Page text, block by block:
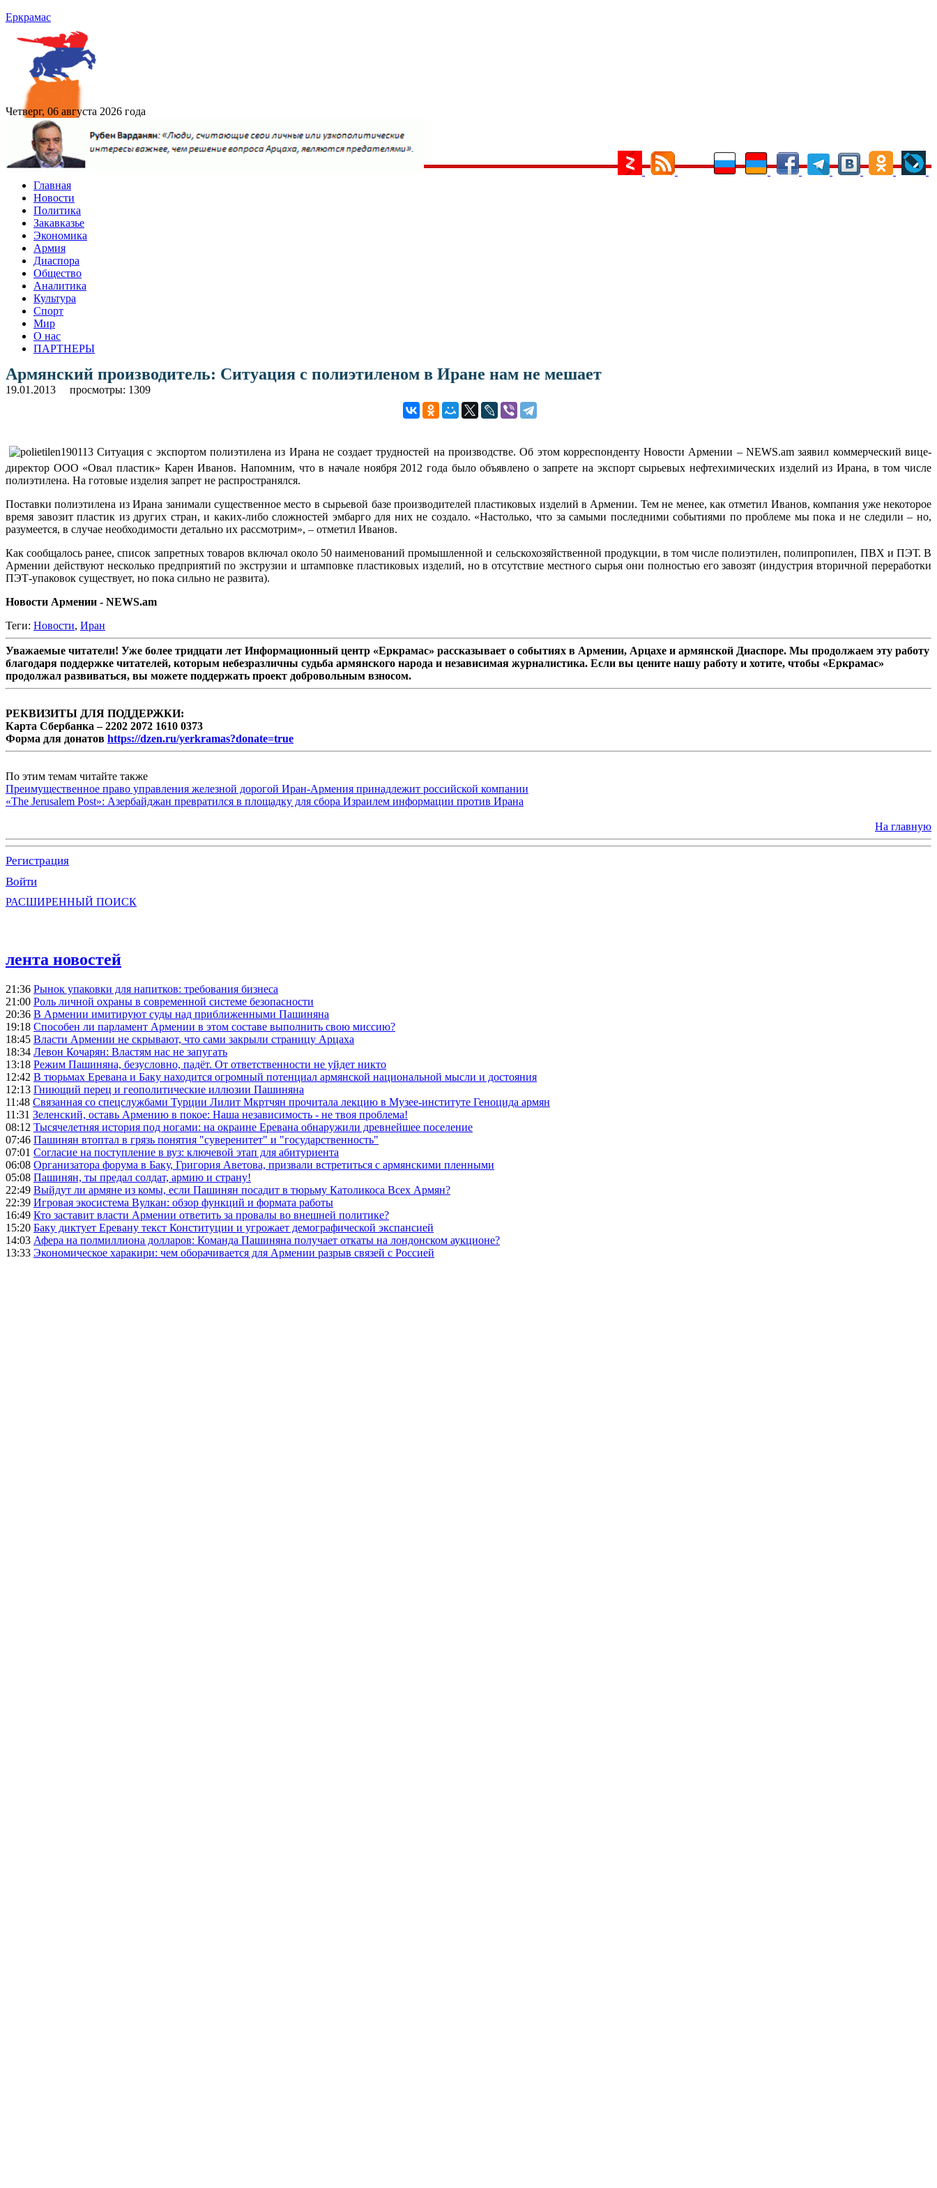
Еркрамас
Четверг, 06 августа 2026 года
Главная
Новости
Политика
Закавказье
Экономика
Армия
Диаспора
Общество
Аналитика
Культура
Спорт
Мир
О нас
ПАРТНЕРЫ
Армянский производитель: Ситуация с полиэтиленом в Иране нам не мешает
19.01.2013 просмотры: 1309
Ситуация с экспортом полиэтилена из Ирана не создает трудностей на производстве. Об этом корреспонденту Новости Армении – NEWS.am заявил коммерческий вице-
директор ООО «Овал пластик» Карен Иванов. Напомним, что в начале ноября 2012 года было объявлено о запрете на экспорт сырьевых нефтехимических изделий из Ирана, в том числе
полиэтилена. На готовые изделия запрет не распространялся.
Поставки полиэтилена из Ирана занимали существенное место в сырьевой базе производителей пластиковых изделий в Армении. Тем не менее, как отметил Иванов, компания уже некоторое
время завозит пластик из других стран, и каких-либо сложностей эмбарго для них не создало. «Настолько, что за самыми последними событиями по проблеме мы пока и не следили – но,
разумеется, в случае необходимости детально их рассмотрим», – отметил Иванов.
Как сообщалось ранее, список запретных товаров включал около 50 наименований промышленной и сельскохозяйственной продукции, в том числе полиэтилен, полипропилен, ПВХ и ПЭТ. В
Армении действуют несколько предприятий по экструзии и штамповке пластиковых изделий, но в отсутствие местного сырья они полностью его завозят (индустрия вторичной переработки
ПЭТ-упаковок существует, но пока сильно не развита).
Новости Армении - NEWS.am
Теги: Новости, Иран
Уважаемые читатели! Уже более тридцати лет Информационный центр «Еркрамас» рассказывает о событиях в Армении, Арцахе и армянской Диаспоре. Мы продолжаем эту работу
благодаря поддержке читателей, которым небезразличны судьба армянского народа и независимая журналистика. Если вы цените нашу работу и хотите, чтобы «Еркрамас»
продолжал развиваться, вы можете поддержать проект добровольным взносом.
РЕКВИЗИТЫ ДЛЯ ПОДДЕРЖКИ:
Карта Сбербанка – 2202 2072 1610 0373
Форма для донатов https://dzen.ru/yerkramas?donate=true
По этим темам читайте также
Преимущественное право управления железной дорогой Иран-Армения принадлежит российской компании
«The Jerusalem Post»: Азербайджан превратился в площадку для сбора Израилем информации против Ирана
На главную
Регистрация
Войти
РАСШИРЕННЫЙ ПОИСК
лента новостей
21:36 Рынок упаковки для напитков: требования бизнеса
21:00 Роль личной охраны в современной системе безопасности
20:36 В Армении имитируют суды над приближенными Пашиняна
19:18 Способен ли парламент Армении в этом составе выполнить свою миссию?
18:45 Власти Армении не скрывают, что сами закрыли страницу Арцаха
18:34 Левон Кочарян: Властям нас не запугать
13:18 Режим Пашиняна, безусловно, падёт. От ответственности не уйдет никто
12:42 В тюрьмах Еревана и Баку находится огромный потенциал армянской национальной мысли и достояния
12:13 Гниющий перец и геополитические иллюзии Пашиняна
11:48 Связанная со спецслужбами Турции Лилит Мкртчян прочитала лекцию в Музее-институте Геноцида армян
11:31 Зеленский, оставь Армению в покое: Наша независимость - не твоя проблема!
08:12 Тысячелетняя история под ногами: на окраине Еревана обнаружили древнейшее поселение
07:46 Пашинян втоптал в грязь понятия "суверенитет" и "государственность"
07:01 Согласие на поступление в вуз: ключевой этап для абитуриента
06:08 Организатора форума в Баку, Григория Аветова, призвали встретиться с армянскими пленными
05:08 Пашинян, ты предал солдат, армию и страну!
22:49 Выйдут ли армяне из комы, если Пашинян посадит в тюрьму Католикоса Всех Армян?
22:39 Игровая экосистема Вулкан: обзор функций и формата работы
16:49 Кто заставит власти Армении ответить за провалы во внешней политике?
15:20 Баку диктует Еревану текст Конституции и угрожает демографической экспансией
14:03 Афера на полмиллиона долларов: Команда Пашиняна получает откаты на лондонском аукционе?
13:33 Экономическое харакири: чем оборачивается для Армении разрыв связей с Россией